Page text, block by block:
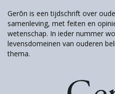
Gerōn is een tijdschrift over
samenleving, met feiten en
wetenschap. In ieder nummer
levensdomeinen van ouderen
thema.